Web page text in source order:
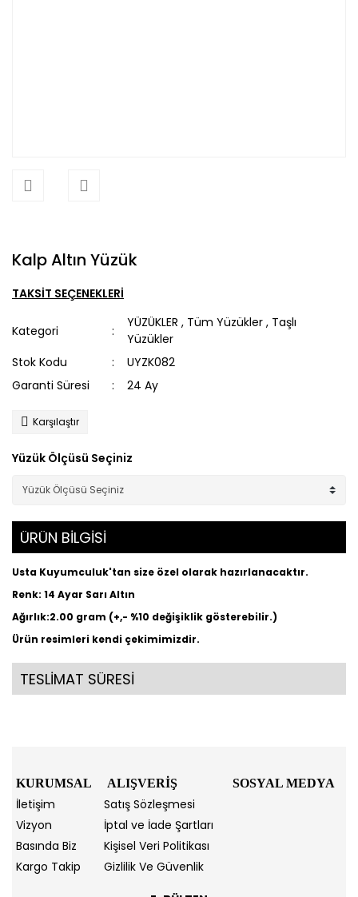
Kalp Altın Yüzük
TAKSİT SEÇENEKLERİ
Kategori
YÜZÜKLER , Tüm Yüzükler , Taşlı
Yüzükler
Stok Kodu
UYZK082
Garanti Süresi
24 Ay
Karşılaştır
Yüzük Ölçüsü Seçiniz
ÜRÜN BİLGİSİ
Usta Kuyumculuk'tan size özel olarak hazırlanacaktır.
Renk: 14 Ayar Sarı Altın
Ağırlık:2.00 gram (+,- %10 değişiklik gösterebilir.)
Ürün resimleri kendi çekimimizdir.
TESLİMAT SÜRESİ
KURUMSAL ALIŞVERİŞ SOSYAL MEDYA
İletişim
Satış Sözleşmesi
Vizyon
İptal ve İade Şartları
Basında Biz
Kişisel Veri Politikası
Kargo Takip
Gizlilik Ve Güvenlik